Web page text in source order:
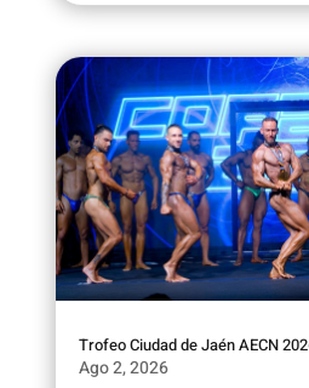
Trofeo Ciudad de Jaén AECN
Ago 2, 2026